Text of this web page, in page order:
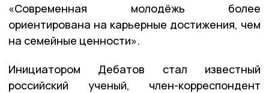
«Современная молодёжь более
ориентирована на карьерные достижения, чем
на семейные ценности».
Инициатором Дебатов стал известный
российский ученый, член-корреспондент